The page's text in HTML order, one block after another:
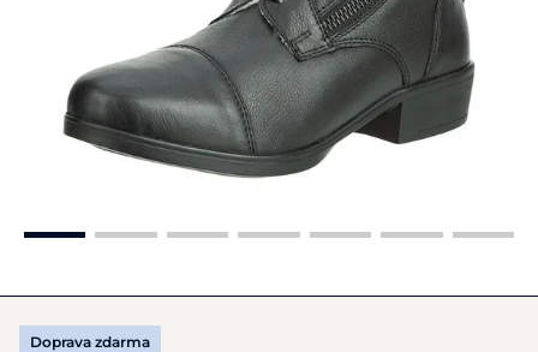
Doprava zdarma